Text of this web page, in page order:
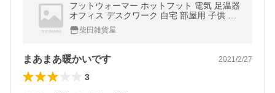
フットウォーマー ホットフット 電気 足温器
オフィス デスクワーク 自宅 部屋用 子供 男
女 老人 冬
柴田雑貨屋
まあまあ暖かいです 2021/2/27
3